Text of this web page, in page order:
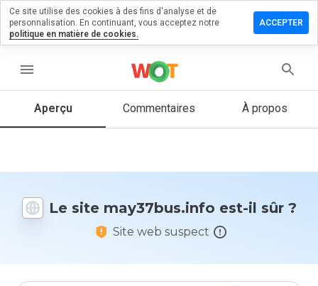
menu
Aperçu Commentaires À propos
Le site may37bus.info est-il sûr ?
Site web suspect
un
1 et 5
vous à ce
site ?
Ce site utilise des cookies à des fins d'analyse et de
personnalisation. En continuant, vous acceptez notre
politique en matière de cookies.
ACCEPTER